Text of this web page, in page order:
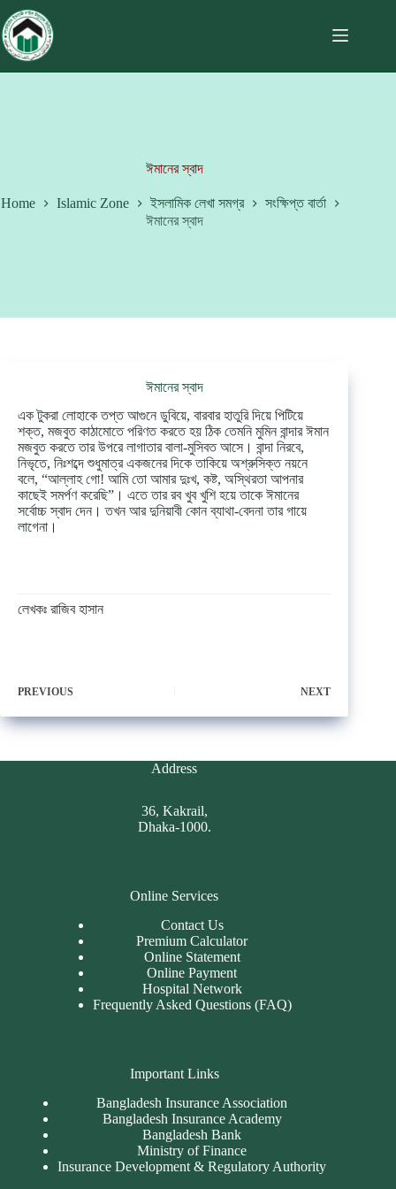
ঈমানের স্বাদ
Home Islamic Zone ইসলামিক লেখা সমগ্র
সংক্ষিপ্ত বার্তা
ঈমানের স্বাদ
ঈমানের স্বাদ
এক টুকরা লোহাকে তপ্ত আগুনে ডুবিয়ে, বারবার হাতুরি দিয়ে পিটিয়ে
শক্ত, মজবুত কাঠামোতে পরিণত করতে হয় ঠিক তেমনি মুমিন বান্দার ঈমান
মজবুত করতে তার উপরে লাগাতার বালা-মুসিবত আসে। বান্দা নিরবে,
নিভৃতে, নিঃশব্দে শুধুমাত্র একজনের দিকে তাকিয়ে অশ্রুসিক্ত নয়নে
বলে, “আল্লাহ গো! আমি তো আমার দুঃখ, কষ্ট, অস্থিরতা আপনার
কাছেই সমর্পণ করেছি”। এতে তার রব খুব খুশি হয়ে তাকে ঈমানের
সর্বোচ্চ স্বাদ দেন। তখন আর দুনিয়াবী কোন ব্যাথা-বেদনা তার গায়ে
লাগেনা।
লেখকঃ রাজিব হাসান
PREVIOUS NEXT
Address
36, Kakrail,
Dhaka-1000.
Online Services
Contact Us
Premium Calculator
Online Statement
Online Payment
Hospital Network
Frequently Asked Questions (FAQ)
Important Links
Bangladesh Insurance Association
Bangladesh Insurance Academy
Bangladesh Bank
Ministry of Finance
Insurance Development & Regulatory Authority